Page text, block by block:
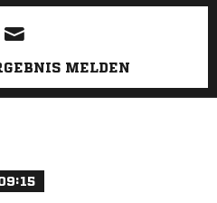
MELDEN